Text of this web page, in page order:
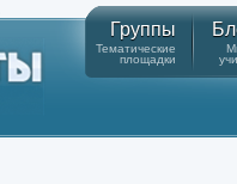
Группы
Тематические
площадки